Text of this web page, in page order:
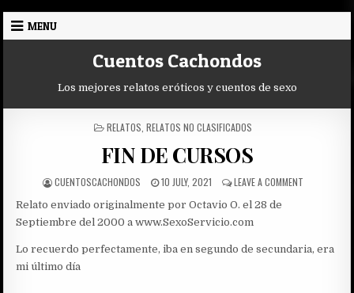
Skip
MENU
Cuentos Cachondos
Los mejores relatos eróticos y cuentos de sexo
POSTED
RELATOS RELATOS NO CLASIFICADOS
FIN DE CURSOS
AUTHOR:
CUENTOSCACHONDOS
PUBLISHED
10 JULY, 2021 LEAVE A COMMENT
Relato enviado originalmente por Octavio O. el 28 de
Septiembre del 2000 a www.SexoServicio.com
Lo recuerdo perfectamente, iba en segundo de secundaria, era
mi último día